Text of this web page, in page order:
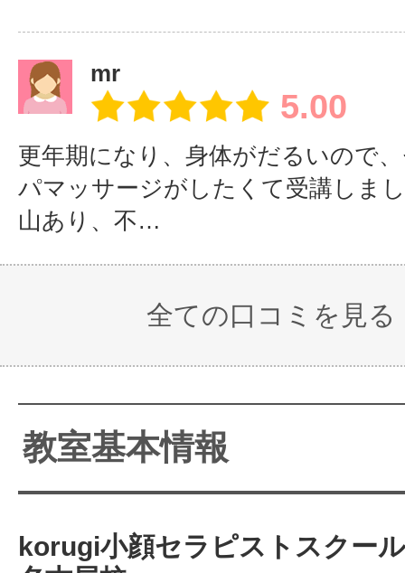
mr
5.00
更年期になり、身体がだるいので
パマッサージがしたくて受講しま
山あり、不…
全ての口コミを見る
教室基本情報
korugi小顔セラピストスクール